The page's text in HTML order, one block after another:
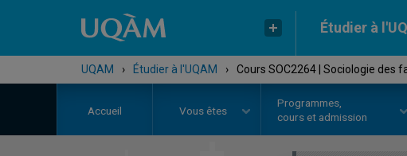
Étudier à
UQAM › Étudier à l'UQAM › Cours SOC2264 | Sociologie des
Accueil Vous êtes
Programmes,
cours et admission